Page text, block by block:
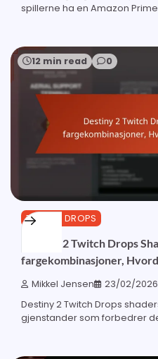
spillerne ha en Amazon
12 min read 0
TWITCH DROPS
Destiny 2 Twitch Drops
fargekombinasjoner,
Mikkel Jensen 23/02/2026
Destiny 2 Twitch Drops
gjenstander som forbedrer